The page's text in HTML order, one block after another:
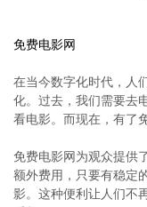
免费电影网
在当今数字化时代，人
化。过去，我们需要去
看电影。而现在，有了
免费电影网为观众提供
额外费用，只要有稳定
影。这种便利让人们不